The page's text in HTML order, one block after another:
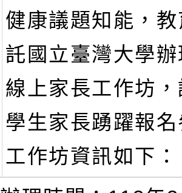
健康議題知能，
託國立臺灣大學
線上家長工作坊
學生家長踴躍報
工作坊資訊如下：